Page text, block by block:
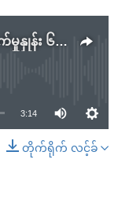
၂၀၁၇-၁၈ ခုနှစ် မြန်မာ့စီးပွားရေး တိုးတက်မှုနှုန်း ၆.၇% အထိ ရှိမည်ဟု နိုင်ငံတကာ ငွေကြေးရန်ပုံငွေအဖွဲ့ ခန့်မှန်း
3:14
တိုက်ရိုက် လင့်ခ်